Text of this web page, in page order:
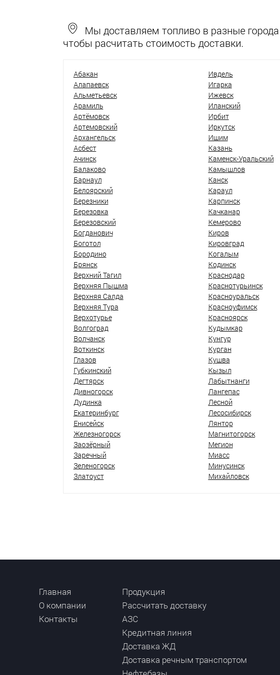
Мы доставляем топливо в разные
чтобы расчитать стоимость доставки.
Абакан
Алапаевск
Альметьевск
Арамиль
Артёмовск
Артемовский
Архангельск
Асбест
Ачинск
Балаково
Барнаул
Белоярский
Березники
Березовка
Березовский
Богданович
Боготол
Бородино
Брянск
Верхний Тагил
Верхняя Пышма
Верхняя Салда
Верхняя Тура
Верхотурье
Волгоград
Волчанск
Воткинск
Глазов
Губкинский
Дегтярск
Дивногорск
Дудинка
Екатеринбург
Енисейск
Железногорск
Заозёрный
Заречный
Зеленогорск
Златоуст
Ивдель
Игарка
Ижевск
Иланский
Ирбит
Иркутск
Ишим
Казань
Каменск-Уральский
Камышлов
Канск
Караул
Карпинск
Качканар
Кемерово
Киров
Кировград
Когалым
Кодинск
Краснодар
Краснотурьинск
Красноуральск
Красноуфимск
Красноярск
Кудымкар
Кунгур
Курган
Кушва
Кызыл
Лабытнанги
Лангепас
Лесной
Лесосибирск
Лянтор
Магнитогорск
Мегион
Миасс
Минусинск
Михайловск
Главная
О компании
Контакты
Продукция
Рассчитать доставку
АЗС
Кредитная линия
Доставка ЖД
Доставка речным транспортом